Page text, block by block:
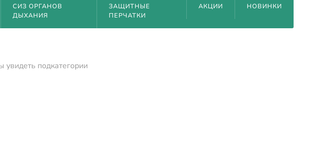
СИЗ ОРГАНОВ
ДЫХАНИЯ
ЗАЩИТНЫЕ
ПЕРЧАТКИ
АКЦИИ НОВИНКИ
увидеть подкатегории